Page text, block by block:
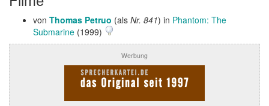
von Thomas Petruo (als Nr. 841) in Phantom: The
Submarine (1999)
Werbung